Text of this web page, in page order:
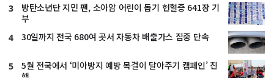
3
방탄소년단 지민 팬, 소아암 어린이 돕기 헌혈증 641장 기
부
4 30일까지 전국 680여 곳서 자동차 배출가스 집중 단속
5
5월 전국에서 ‘미아방지 예방 목걸이 달아주기 캠페인’ 진